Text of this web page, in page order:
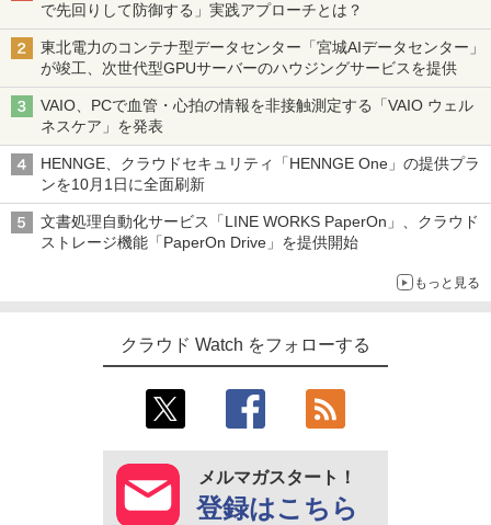
で先回りして防御する」実践アプローチとは？
東北電力のコンテナ型データセンター「宮城AIデータセンター」
が竣工、次世代型GPUサーバーのハウジングサービスを提供
VAIO、PCで血管・心拍の情報を非接触測定する「VAIO ウェル
ネスケア」を発表
HENNGE、クラウドセキュリティ「HENNGE One」の提供プラ
ンを10月1日に全面刷新
文書処理自動化サービス「LINE WORKS PaperOn」、クラウド
ストレージ機能「PaperOn Drive」を提供開始
もっと見る
クラウド Watch をフォローする
メルマガスタート！
登録はこちら